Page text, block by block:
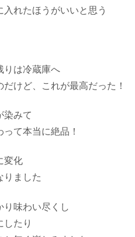
れたほうがいいと思う
りは冷蔵庫へ
けど、これが最高だった！
染みて
て本当に絶品！
変化
りました
り味わい尽くし
したり